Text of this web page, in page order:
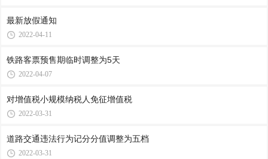
最新放假通知
2022-04-11
铁路客票预售期临时调整为5天
2022-04-07
对增值税小规模纳税人免征增值税
2022-03-31
道路交通违法行为记分分值调整为五档
2022-03-31